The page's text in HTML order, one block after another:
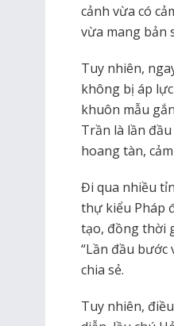
cảnh vừa có
vừa mang bản
Tuy nhiên,
không bị áp
khuôn mẫu
Trần là lần
hoang tàn,
Đi qua nhiều
thự kiểu Pháp
tạo, đồng thời
“Lần đầu bước
chia sẻ.
Tuy nhiên,